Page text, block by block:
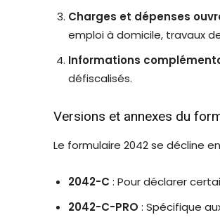
Charges et dépenses
emploi à domicile, travaux
Informations
défiscalisés.
Versions et annexes du
Le formulaire 2042 se décline
2042-C : Pour déclarer
2042-C-PRO : Spécifique